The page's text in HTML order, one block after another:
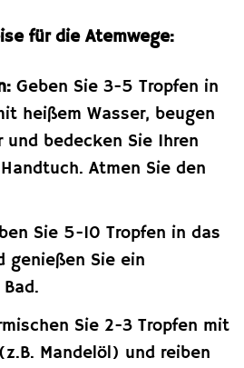
für die Atemwege:
Geben Sie 3-5 Tropfen in
heißem Wasser, beugen
und bedecken Sie Ihren
Atmen Sie den
Sie 5-10 Tropfen in das
genießen Sie ein
Sie 2-3 Tropfen mit
Mandelöl) und reiben